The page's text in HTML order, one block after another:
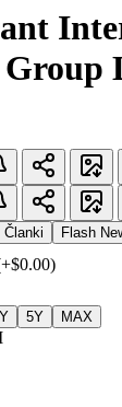
Članki Flash
5Y MAX